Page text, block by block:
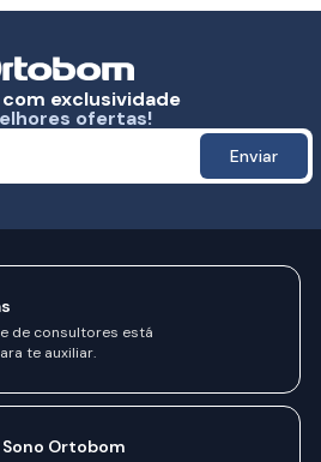
com exclusividade
ofertas!
Enviar
de consultores está
te auxiliar.
Ortobom